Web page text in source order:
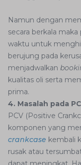
Namun dengan
secara berkala
waktu untuk
berujung pada
menjadwalkan
kualitas oli serta
prima.
4. Masalah pada
PCV (Positive
komponen yang
crankcase kembali
rusak atau